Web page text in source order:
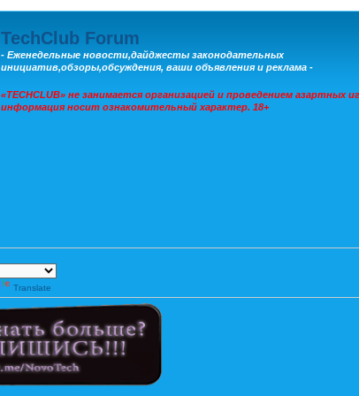
TechClub Forum
- Еженедельные новости,дайджесты законодательных
инициатив,обзоры,обсуждения, ваши объявления и реклама -
«TECHCLUB» не занимается организацией и проведением азартных
информация носит ознакомительный характер. 18+
Translate